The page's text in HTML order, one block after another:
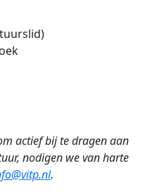
actief bij te dragen aan
nodigen we van harte
.